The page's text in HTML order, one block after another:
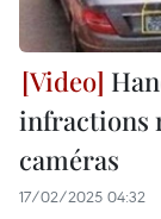
infractions
caméras
17/02/2025 04:32